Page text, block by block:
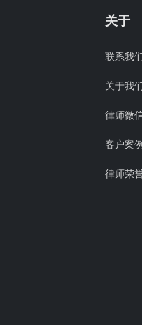
关于
联系我
关于我
律师微
客户案
律师荣